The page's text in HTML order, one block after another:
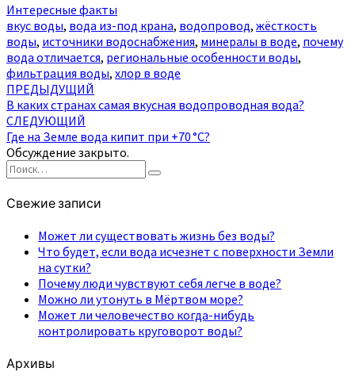
Интересные факты
вкус воды, вода из-под крана, водопровод, жёсткость
воды, источники водоснабжения, минералы в воде, почему
вода отличается, региональные особенности воды,
фильтрация воды, хлор в воде
Навигация
по
записям
ПРЕДЫДУЩИЙ
В каких странах самая вкусная водопроводная вода?
СЛЕДУЮЩИЙ
Где на Земле вода кипит при +70 °C?
Обсуждение закрыто.
Найти:
Поиск
Свежие записи
Может ли существовать жизнь без воды?
Что будет, если вода исчезнет с поверхности Земли
на сутки?
Почему люди чувствуют себя легче в воде?
Можно ли утонуть в Мёртвом море?
Может ли человечество когда-нибудь
контролировать круговорот воды?
Архивы